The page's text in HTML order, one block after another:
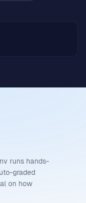
runs hands-
graded
on how